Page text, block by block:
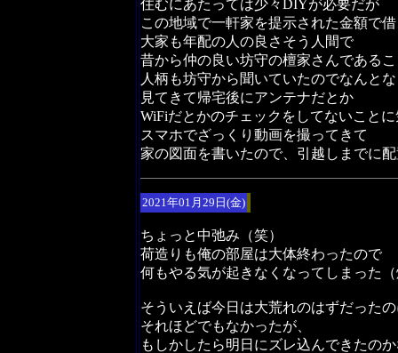
住むにあたっては少々DIYが必要だが
この地域で一軒家を提示された金額で
大家も年配の人の良さそう人間で
昔から仲の良い坊守の檀家さんである
人柄も坊守から聞いていたのでなんと
見てきて帰宅後にアンテナだとか
WiFiだとかのチェックをしてないこと
スマホでざっくり動画を撮ってきて
家の図面を書いたので、引越しまでに
2021年01月29日(金)
ちょっと中弛み（笑）
荷造りも俺の部屋は大体終わったので
何もやる気が起きなくなってしまった
そういえば今日は大荒れのはずだった
それほどでもなかったが、
もしかしたら明日にズレ込んできたの